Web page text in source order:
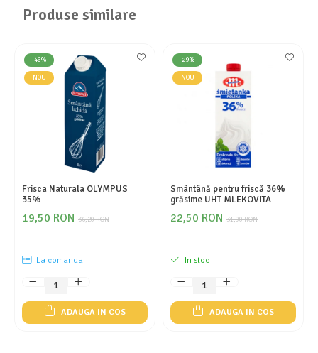
Produse similare
-46%
NOU
Frisca Naturala OLYMPUS
35%
36,20 RON
19,50 RON
La comanda
ADAUGA IN COS
-29%
NOU
Smântână pentru friscă 36%
grăsime UHT MLEKOVITA
31,90 RON
22,50 RON
In stoc
ADAUGA IN COS